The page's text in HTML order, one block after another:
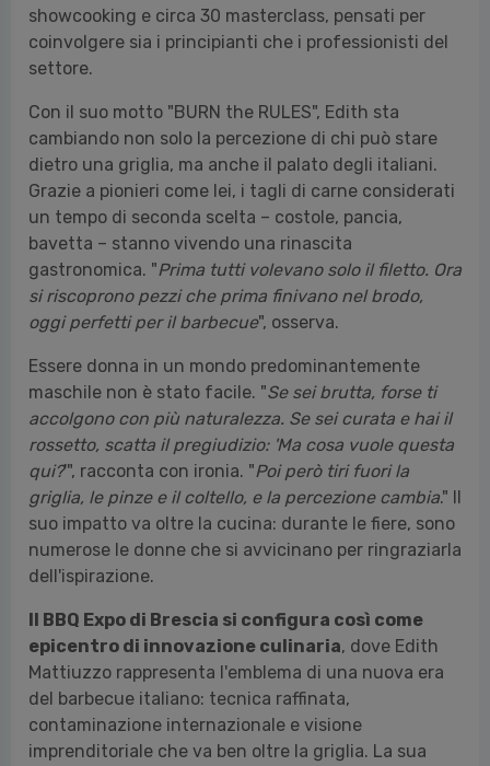
showcooking e circa 30 masterclass, pensati per
coinvolgere sia i principianti che i professionisti del
settore.​​​​​​​​​​​​​​​​
Con il suo motto "BURN the RULES", Edith sta
cambiando non solo la percezione di chi può stare
dietro una griglia, ma anche il palato degli italiani.
Grazie a pionieri come lei, i tagli di carne considerati
un tempo di seconda scelta – costole, pancia,
bavetta – stanno vivendo una rinascita
gastronomica. "Prima tutti volevano solo il filetto. Ora
si riscoprono pezzi che prima finivano nel brodo,
oggi perfetti per il barbecue", osserva.
Essere donna in un mondo predominantemente
maschile non è stato facile. "Se sei brutta, forse ti
accolgono con più naturalezza. Se sei curata e hai il
rossetto, scatta il pregiudizio: 'Ma cosa vuole questa
qui?'", racconta con ironia. "Poi però tiri fuori la
griglia, le pinze e il coltello, e la percezione cambia." Il
suo impatto va oltre la cucina: durante le fiere, sono
numerose le donne che si avvicinano per ringraziarla
dell'ispirazione.
Il BBQ Expo di Brescia si configura così come
epicentro di innovazione culinaria, dove Edith
Mattiuzzo rappresenta l'emblema di una nuova era
del barbecue italiano: tecnica raffinata,
contaminazione internazionale e visione
imprenditoriale che va ben oltre la griglia. La sua